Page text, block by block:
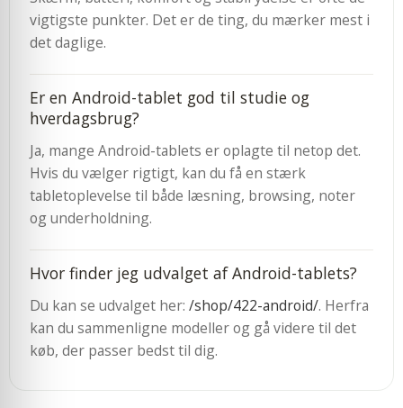
vigtigste punkter. Det er de ting, du mærker mest i
det daglige.
Er en Android-tablet god til studie og
hverdagsbrug?
Ja, mange Android-tablets er oplagte til netop det.
Hvis du vælger rigtigt, kan du få en stærk
tabletoplevelse til både læsning, browsing, noter
og underholdning.
Hvor finder jeg udvalget af Android-tablets?
Du kan se udvalget her: /shop/422-android/. Herfra
kan du sammenligne modeller og gå videre til det
køb, der passer bedst til dig.